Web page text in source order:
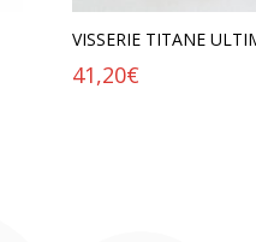
VISSERIE TITANE
41,20€